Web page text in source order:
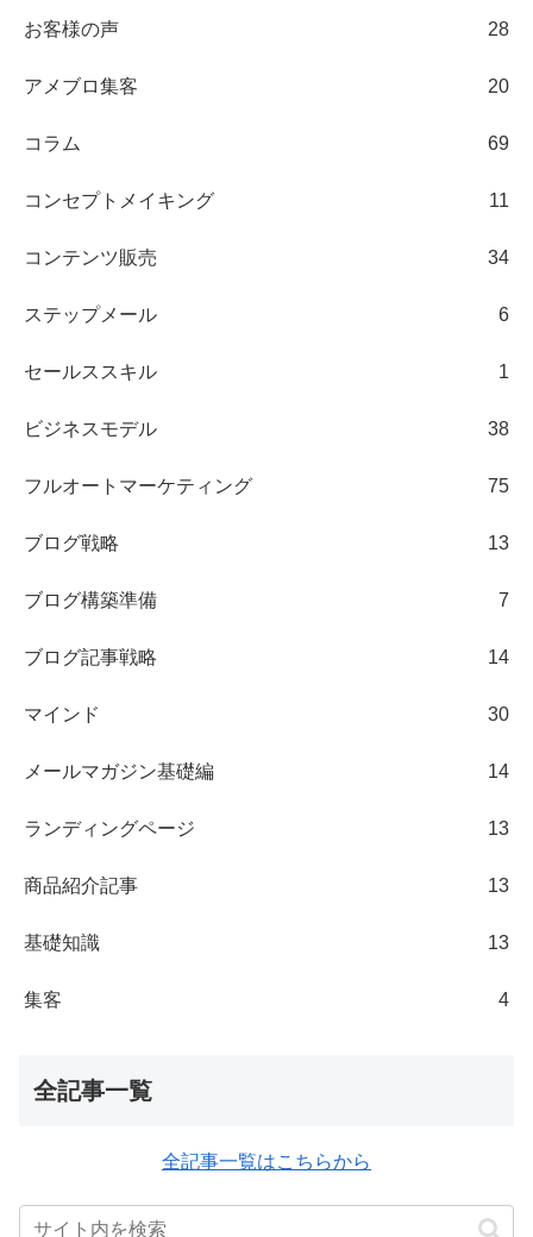
お客様の声 28
アメブロ集客 20
コラム 69
コンセプトメイキング 11
コンテンツ販売 34
ステップメール 6
セールススキル 1
ビジネスモデル 38
フルオートマーケティング 75
ブログ戦略 13
ブログ構築準備 7
ブログ記事戦略 14
マインド 30
メールマガジン基礎編 14
ランディングページ 13
商品紹介記事 13
基礎知識 13
集客 4
全記事一覧
全記事一覧はこちらから